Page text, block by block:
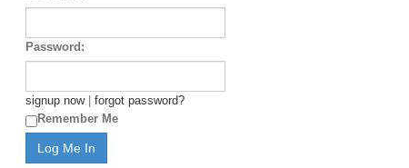
Password:
signup now| forgot password?
Remember Me